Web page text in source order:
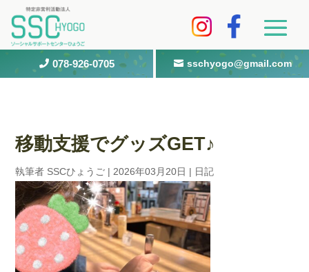
 078-926-0705  sschyogo@gmail.com
移動支援でグッズGET♪
執筆者 SSCひょうご | 2026年03月20日 | 日記